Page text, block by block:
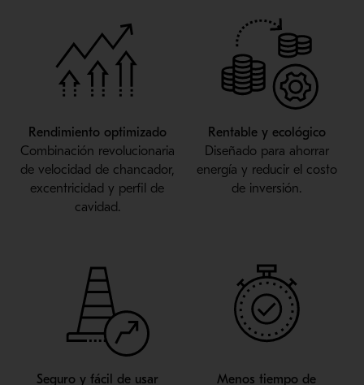
Rendimiento optimizado
Combinación revolucionaria
de velocidad de chancador,
excentricidad y perfil de
cavidad.
Rentable y ecológico
Diseñado para ahorrar
energía y reducir el costo
de inversión.
Seguro y fácil de usar
Menos tiempo de